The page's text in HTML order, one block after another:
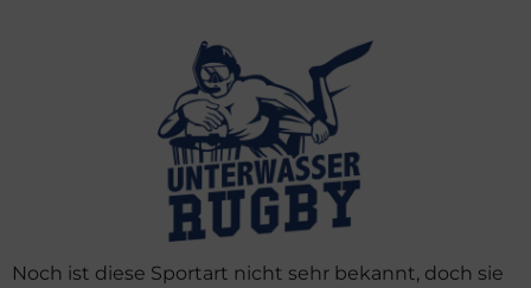
Noch ist diese Sportart nicht sehr bekannt, doch sie